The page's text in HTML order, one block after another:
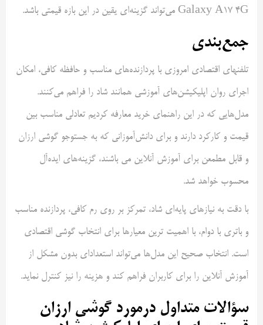
Galaxy A17 4G می‌تواند گزینه‌ای یقین در این بازه قیمتی باشد.
جمع‌بندی
تلفنهای اقتصادی امروزی با پردازنده‌های مناسب و حافظه کافی، امکان
اجرای روان اپلیکیشن‌های آموزشی همانند شاد را فراهم می‌کنند.
مدل‌هایی که در این راهنمای خرید معارفه کردیم تعادلی مناسب بین
قیمت و کارکرد دارند و برای دانش‌آموزانی که به جستوجو گوشی ارزان
و قابل مطمعن برای آموزش آنلاین می باشند، گزینه‌های ایده‌آل
محسوب خواهد شد.
با دقت به نیازهای پایه‌ای شاد، تمرکز بر روی رم کافی، پردازنده مناسب
و باتری با دوام، با اهمیت ترین معیارها برای انتخاب گوشی اقتصادی
است. انتخاب صحیح این مدل‌ها می‌تواند استعداد‌ای بدون مشکل از
آموزش آنلاین را برای کاربران فراهم کند و هزینه را نیز کنترل نماید.
سؤالات متداول درمورد گوشی ارزان